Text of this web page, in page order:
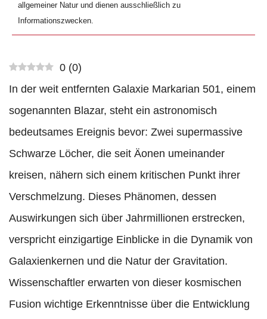
allgemeiner Natur und dienen ausschließlich zu
Informationszwecken.
0 (0)
In der weit entfernten Galaxie Markarian 501, einem
sogenannten Blazar, steht ein astronomisch
bedeutsames Ereignis bevor: Zwei supermassive
Schwarze Löcher, die seit Äonen umeinander
kreisen, nähern sich einem kritischen Punkt ihrer
Verschmelzung. Dieses Phänomen, dessen
Auswirkungen sich über Jahrmillionen erstrecken,
verspricht einzigartige Einblicke in die Dynamik von
Galaxienkernen und die Natur der Gravitation.
Wissenschaftler erwarten von dieser kosmischen
Fusion wichtige Erkenntnisse über die Entwicklung